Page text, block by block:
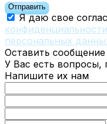
Отправить
Я даю свое
персональных
Оставить сообщение
У Вас есть вопросы,
Напишите их нам